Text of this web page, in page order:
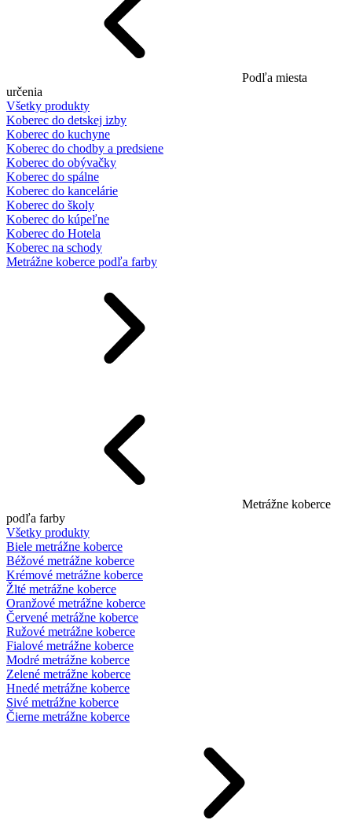
Podľa miesta
určenia
Všetky produkty
Koberec do detskej izby
Koberec do kuchyne
Koberec do chodby a predsiene
Koberec do obývačky
Koberec do spálne
Koberec do kancelárie
Koberec do školy
Koberec do kúpeľne
Koberec do Hotela
Koberec na schody
Metrážne koberce podľa farby
Metrážne koberce
podľa farby
Všetky produkty
Biele metrážne koberce
Béžové metrážne koberce
Krémové metrážne koberce
Žlté metrážne koberce
Oranžové metrážne koberce
Červené metrážne koberce
Ružové metrážne koberce
Fialové metrážne koberce
Modré metrážne koberce
Zelené metrážne koberce
Hnedé metrážne koberce
Sivé metrážne koberce
Čierne metrážne koberce